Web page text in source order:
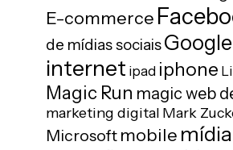
E-commerce
de mídias sociaisGoogle
internet ipad iphone
Magic Run magic web
marketing digital Mark
Microsoft mobile